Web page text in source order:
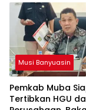
GEP
Musi Banyuasin
Pemkab Muba
Tertibkan HGU